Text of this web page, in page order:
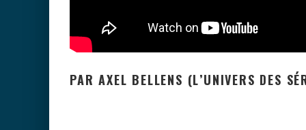
PAR AXEL BELLENS (L’UNIVERS DES